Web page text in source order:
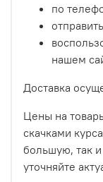
по
нашем
Доставка
Цены на
скачками
большую, так
уточняйте